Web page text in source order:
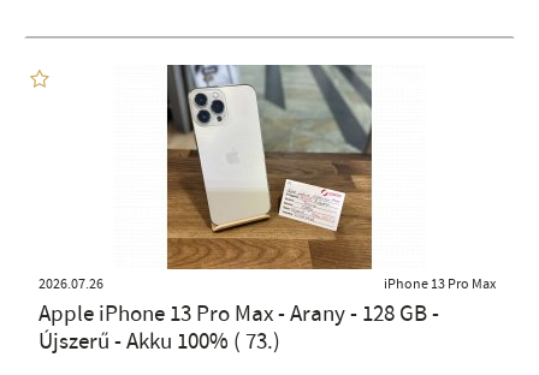
2026.07.26 iPhone 13 Pro Max
Apple iPhone 13 Pro Max - Arany - 128 GB -
Újszerű - Akku 100% ( 73.)